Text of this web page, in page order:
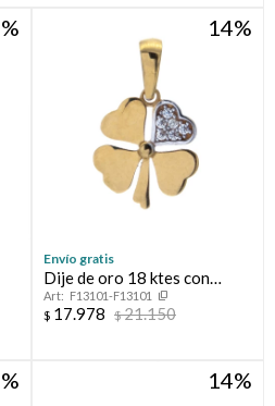
14
Envío gratis
Dije de oro 18 ktes con
circonias, TRÉBOL.
F13101-F13101
$ 17.978 $21.150
14